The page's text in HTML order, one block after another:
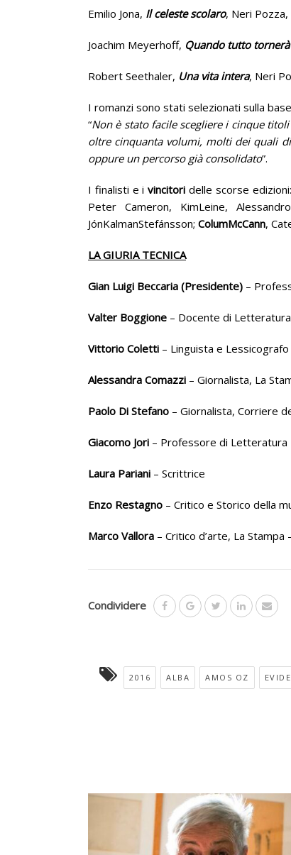
Emilio Jona, Il celeste scolaro, Neri Pozza,
Joachim Meyerhoff, Quando tutto
Robert Seethaler, Una vita intera, Neri
I romanzi sono stati selezionati sulla
“Non è stato facile scegliere i cinque
oltre cinquanta volumi, molti dei quali
oppure un percorso già consolidato”.
I finalisti e ivincitori delle scorse edizioni:
Peter Cameron, KimLeine,
JónKalmanStefánsson; ColumMcCann,
LA GIURIA TECNICA
Gian Luigi Beccaria (Presidente) –
Valter Boggione – Docente di
Vittorio Coletti – Linguista e Lessicografo
Alessandra Comazzi – Giornalista, La
Paolo Di Stefano – Giornalista, Corriere
Giacomo Jori – Professore di Letteratura
Laura Pariani – Scrittrice
Enzo Restagno – Critico e Storico della
Marco Vallora – Critico d’arte, La Stampa
Condividere
2016 ALBA AMOS OZ